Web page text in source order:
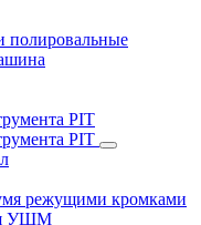
PIT
PIT
режущими кромками
УШМ